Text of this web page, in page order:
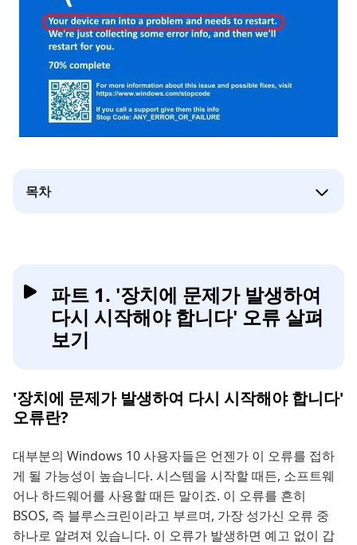
목차
파트 1. '장치에 문제가 발생하여
다시 시작해야 합니다' 오류 살펴
보기
'장치에 문제가 발생하여 다시 시작해야 합니다'
오류란?
대부분의 Windows 10 사용자들은 언젠가 이 오류를 접하
게 될 가능성이 높습니다. 시스템을 시작할 때든, 소프트웨
어나 하드웨어를 사용할 때든 말이죠. 이 오류를 흔히
BSOS, 즉 블루스크린이라고 부르며, 가장 성가신 오류 중
하나로 알려져 있습니다. 이 오류가 발생하면 예고 없이 갑